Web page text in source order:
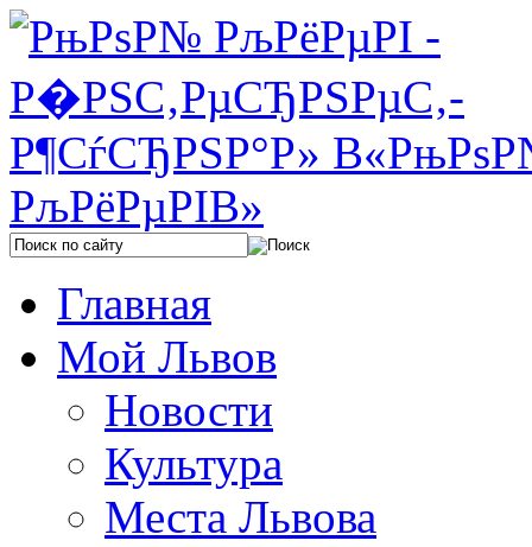
Главная
Мой Львов
Новости
Культура
Места Львова